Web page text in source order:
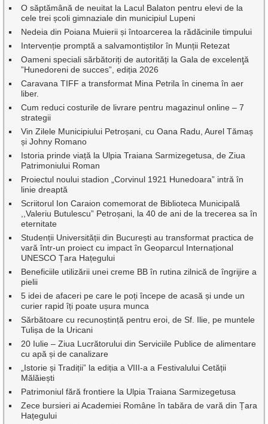
O săptămână de neuitat la Lacul Balaton pentru elevi de la
cele trei școli gimnaziale din municipiul Lupeni
Nedeia din Poiana Muierii și întoarcerea la rădăcinile timpului
Intervenție promptă a salvamontiștilor în Munții Retezat
Oameni speciali sărbătoriți de autorități la Gala de excelenţă
”Hunedoreni de succes”, ediția 2026
Caravana TIFF a transformat Mina Petrila în cinema în aer
liber.
Cum reduci costurile de livrare pentru magazinul online – 7
strategii
Vin Zilele Municipiului Petroșani, cu Oana Radu, Aurel Tămaș
și Johny Romano
Istoria prinde viață la Ulpia Traiana Sarmizegetusa, de Ziua
Patrimoniului Roman
Proiectul noului stadion „Corvinul 1921 Hunedoara” intră în
linie dreaptă
Scriitorul Ion Caraion comemorat de Biblioteca Municipală
,,Valeriu Butulescu” Petroșani, la 40 de ani de la trecerea sa în
eternitate
Studenții Universității din București au transformat practica de
vară într-un proiect cu impact în Geoparcul Internațional
UNESCO Țara Hațegului
Beneficiile utilizării unei creme BB în rutina zilnică de îngrijire a
pielii
5 idei de afaceri pe care le poți începe de acasă și unde un
curier rapid îți poate ușura munca
Sărbătoare cu recunoștință pentru eroi, de Sf. Ilie, pe muntele
Tulișa de la Uricani
20 Iulie – Ziua Lucrătorului din Serviciile Publice de alimentare
cu apă și de canalizare
„Istorie și Tradiții” la ediția a VIII-a a Festivalului Cetății
Mălăiești
Patrimoniul fără frontiere la Ulpia Traiana Sarmizegetusa
Zece bursieri ai Academiei Române în tabăra de vară din Țara
Hațegului